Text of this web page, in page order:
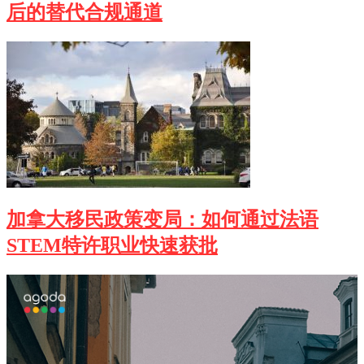
后的替代合规通道
加拿大移民政策变局：如何通过法语
STEM特许职业快速获批